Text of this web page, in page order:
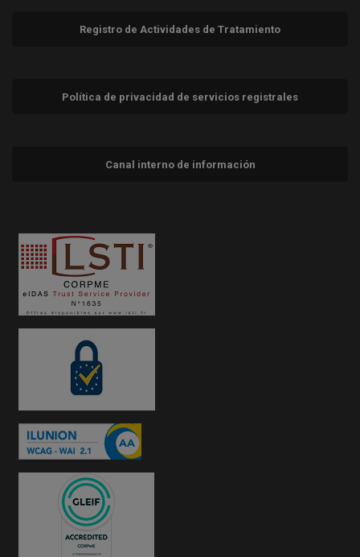
Registro de Actividades de Tratamiento
Política de privacidad de servicios registrales
Canal interno de información